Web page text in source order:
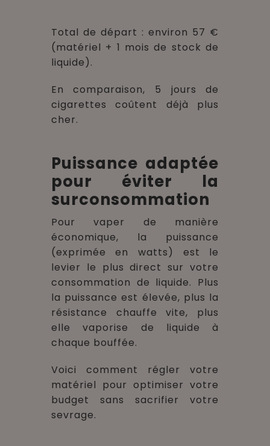
Total de départ : environ 57 €
(matériel + 1 mois de stock de
liquide).
En comparaison, 5 jours de
cigarettes coûtent déjà plus
cher.
Puissance adaptée
pour éviter la
surconsommation
Pour vaper de manière
économique, la puissance
(exprimée en watts) est le
levier le plus direct sur votre
consommation de liquide. Plus
la puissance est élevée, plus la
résistance chauffe vite, plus
elle vaporise de liquide à
chaque bouffée.
Voici comment régler votre
matériel pour optimiser votre
budget sans sacrifier votre
sevrage.